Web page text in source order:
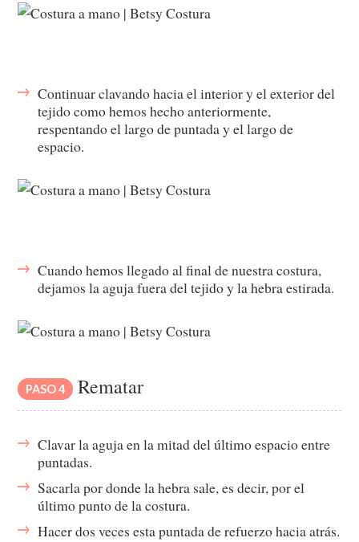
Continuar clavando hacia el interior y el exterior del
tejido como hemos hecho anteriormente,
respentando el largo de puntada y el largo de
espacio.
Cuando hemos llegado al final de nuestra costura,
dejamos la aguja fuera del tejido y la hebra estirada.
PASO 4 Rematar
Clavar la aguja en la mitad del último espacio entre
puntadas.
Sacarla por donde la hebra sale, es decir, por el
último punto de la costura.
Hacer dos veces esta puntada de refuerzo hacia atrás.